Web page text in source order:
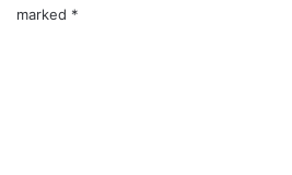
marked *